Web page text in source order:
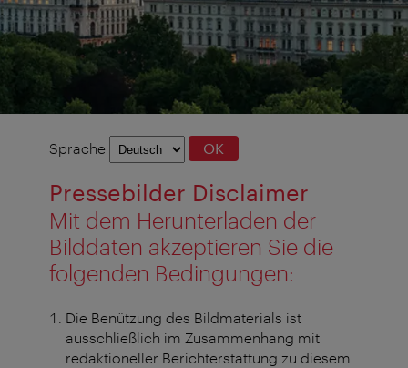
Sprachauswahl
Sprache OK
Pressebilder Disclaimer
Mit dem Herunterladen der
Bilddaten akzeptieren Sie die
folgenden Bedingungen:
Die Benützung des Bildmaterials ist
ausschließlich im Zusammenhang mit
redaktioneller Berichterstattung zu diesem